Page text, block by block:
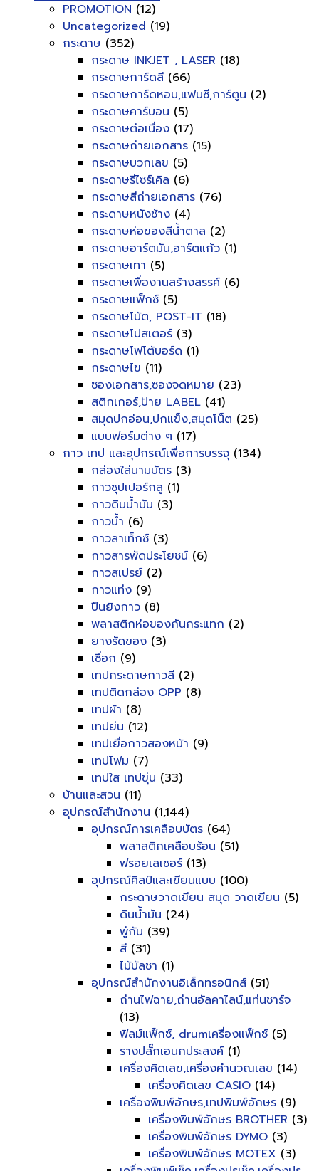
PROMOTION (12)
Uncategorized (19)
กระดาษ (352)
กระดาษ INKJET , LASER (18)
กระดาษการ์ดสี (66)
กระดาษการ์ดหอม,แฟนซี,การ์ตูน (2)
กระดาษคาร์บอน (5)
กระดาษต่อเนื่อง (17)
กระดาษถ่ายเอกสาร (15)
กระดาษบวกเลข (5)
กระดาษรีไซร์เคิล (6)
กระดาษสีถ่ายเอกสาร (76)
กระดาษหนังช้าง (4)
กระดาษห่อของสีน้ำตาล (2)
กระดาษอาร์ตมัน,อาร์ตแก้ว (1)
กระดาษเทา (5)
กระดาษเพื่องานสร้างสรรค์ (6)
กระดาษแฟ็กซ์ (5)
กระดาษโน้ต, POST-IT (18)
กระดาษโปสเตอร์ (3)
กระดาษโฟโต้บอร์ด (1)
กระดาษไข (11)
ซองเอกสาร,ซองจดหมาย (23)
สติกเกอร์,ป้าย LABEL (41)
สมุดปกอ่อน,ปกแข็ง,สมุดโน็ต (25)
แบบฟอร์มต่าง ๆ (17)
กาว เทป และอุปกรณ์เพื่อการบรรจุ (134)
กล่องใส่นามบัตร (3)
กาวซุปเปอร์กลู (1)
กาวดินน้ำมัน (3)
กาวน้ำ (6)
กาวลาเท็กซ์ (3)
กาวสารพัดประโยชน์ (6)
กาวสเปรย์ (2)
กาวแท่ง (9)
ปืนยิงกาว (8)
พลาสติกห่อของกันกระแทก (2)
ยางรัดของ (3)
เชื่อก (9)
เทปกระดาษกาวสี (2)
เทปติดกล่อง OPP (8)
เทปผ้า (8)
เทปย่น (12)
เทปเยื่อกาวสองหน้า (9)
เทปโฟม (7)
เทปใส เทปขุ่น (33)
บ้านและสวน (11)
อุปกรณ์สำนักงาน (1,144)
อุปกรณ์การเคลือบบัตร (64)
พลาสติกเคลือบร้อน (51)
ฟรอยเลเซอร์ (13)
อุปกรณ์ศิลป์และเขียนแบบ (100)
กระดาษวาดเขียน สมุด วาดเขียน (5)
ดินน้ำมัน (24)
พู่กัน (39)
สี (31)
ไม้บัลชา (1)
อุปกรณ์สำนักงานอิเล็กทรอนิกส์ (51)
ถ่านไฟฉาย,ถ่านอัลคาไลน์,แท่นชาร์จ
(13)
ฟิลม์แฟ็กซ์, drumเครื่องแฟ็กซ์ (5)
รางปลั๊กเอนกประสงค์ (1)
เครื่องคิดเลข,เครื่องคำนวณเลข (14)
เครื่องคิดเลข CASIO (14)
เครื่องพิมพ์อักษร,เทปพิมพ์อักษร (9)
เครื่องพิมพ์อักษร BROTHER (3)
เครื่องพิมพ์อักษร DYMO (3)
เครื่องพิมพ์อักษร MOTEX (3)